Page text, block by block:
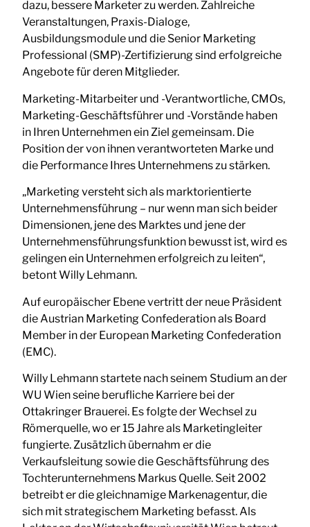
dazu, bessere Marketer zu werden. Zahlreiche
Veranstaltungen, Praxis-Dialoge,
Ausbildungsmodule und die Senior Marketing
Professional (SMP)-Zertifizierung sind erfolgreiche
Angebote für deren Mitglieder.
Marketing-Mitarbeiter und -Verantwortliche, CMOs,
Marketing-Geschäftsführer und -Vorstände haben
in Ihren Unternehmen ein Ziel gemeinsam. Die
Position der von ihnen verantworteten Marke und
die Performance Ihres Unternehmens zu stärken.
„Marketing versteht sich als marktorientierte
Unternehmensführung – nur wenn man sich beider
Dimensionen, jene des Marktes und jene der
Unternehmensführungsfunktion bewusst ist, wird es
gelingen ein Unternehmen erfolgreich zu leiten“,
betont Willy Lehmann.
Auf europäischer Ebene vertritt der neue Präsident
die Austrian Marketing Confederation als Board
Member in der European Marketing Confederation
(EMC).
Willy Lehmann startete nach seinem Studium an der
WU Wien seine berufliche Karriere bei der
Ottakringer Brauerei. Es folgte der Wechsel zu
Römerquelle, wo er 15 Jahre als Marketingleiter
fungierte. Zusätzlich übernahm er die
Verkaufsleitung sowie die Geschäftsführung des
Tochterunternehmens Markus Quelle. Seit 2002
betreibt er die gleichnamige Markenagentur, die
sich mit strategischem Marketing befasst. Als